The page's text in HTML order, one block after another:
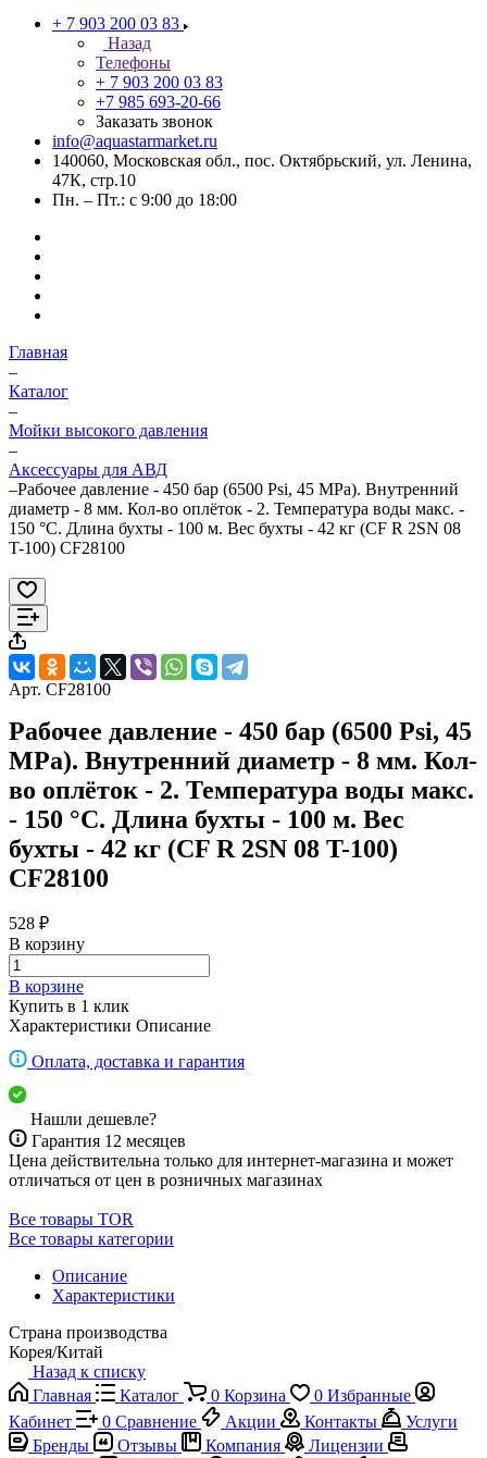
+ 7 903 200 03 83
Назад
Телефоны
+ 7 903 200 03 83
+7 985 693-20-66
Заказать звонок
info@aquastarmarket.ru
140060, Московская обл., пос. Октябрьский, ул. Ленина,
47К, стр.10
Пн. – Пт.: с 9:00 до 18:00
Главная
–
Каталог
–
Мойки высокого давления
–
Аксессуары для АВД
–Рабочее давление - 450 бар (6500 Psi, 45 MPa). Внутренний
диаметр - 8 мм. Кол-во оплёток - 2. Температура воды макс. -
150 °C. Длина бухты - 100 м. Вес бухты - 42 кг (CF R 2SN 08
T-100) CF28100
Арт. CF28100
Рабочее давление - 450 бар (6500 Psi, 45
MPa). Внутренний диаметр - 8 мм. Кол-
во оплёток - 2. Температура воды макс.
- 150 °C. Длина бухты - 100 м. Вес
бухты - 42 кг (CF R 2SN 08 T-100)
CF28100
528 ₽
В корзину
В корзине
Купить в 1 клик
Характеристики Описание
Оплата, доставка и гарантия
Нашли дешевле?
Гарантия 12 месяцев
Цена действительна только для интернет-магазина и может
отличаться от цен в розничных магазинах
Все товары TOR
Все товары категории
Описание
Характеристики
Страна производства
Корея/Китай
Назад к списку
Главная
Каталог 0 Корзина 0 Избранные
Кабинет
0 Сравнение Акции Контакты
Услуги
Бренды
Отзывы Компания
Лицензии